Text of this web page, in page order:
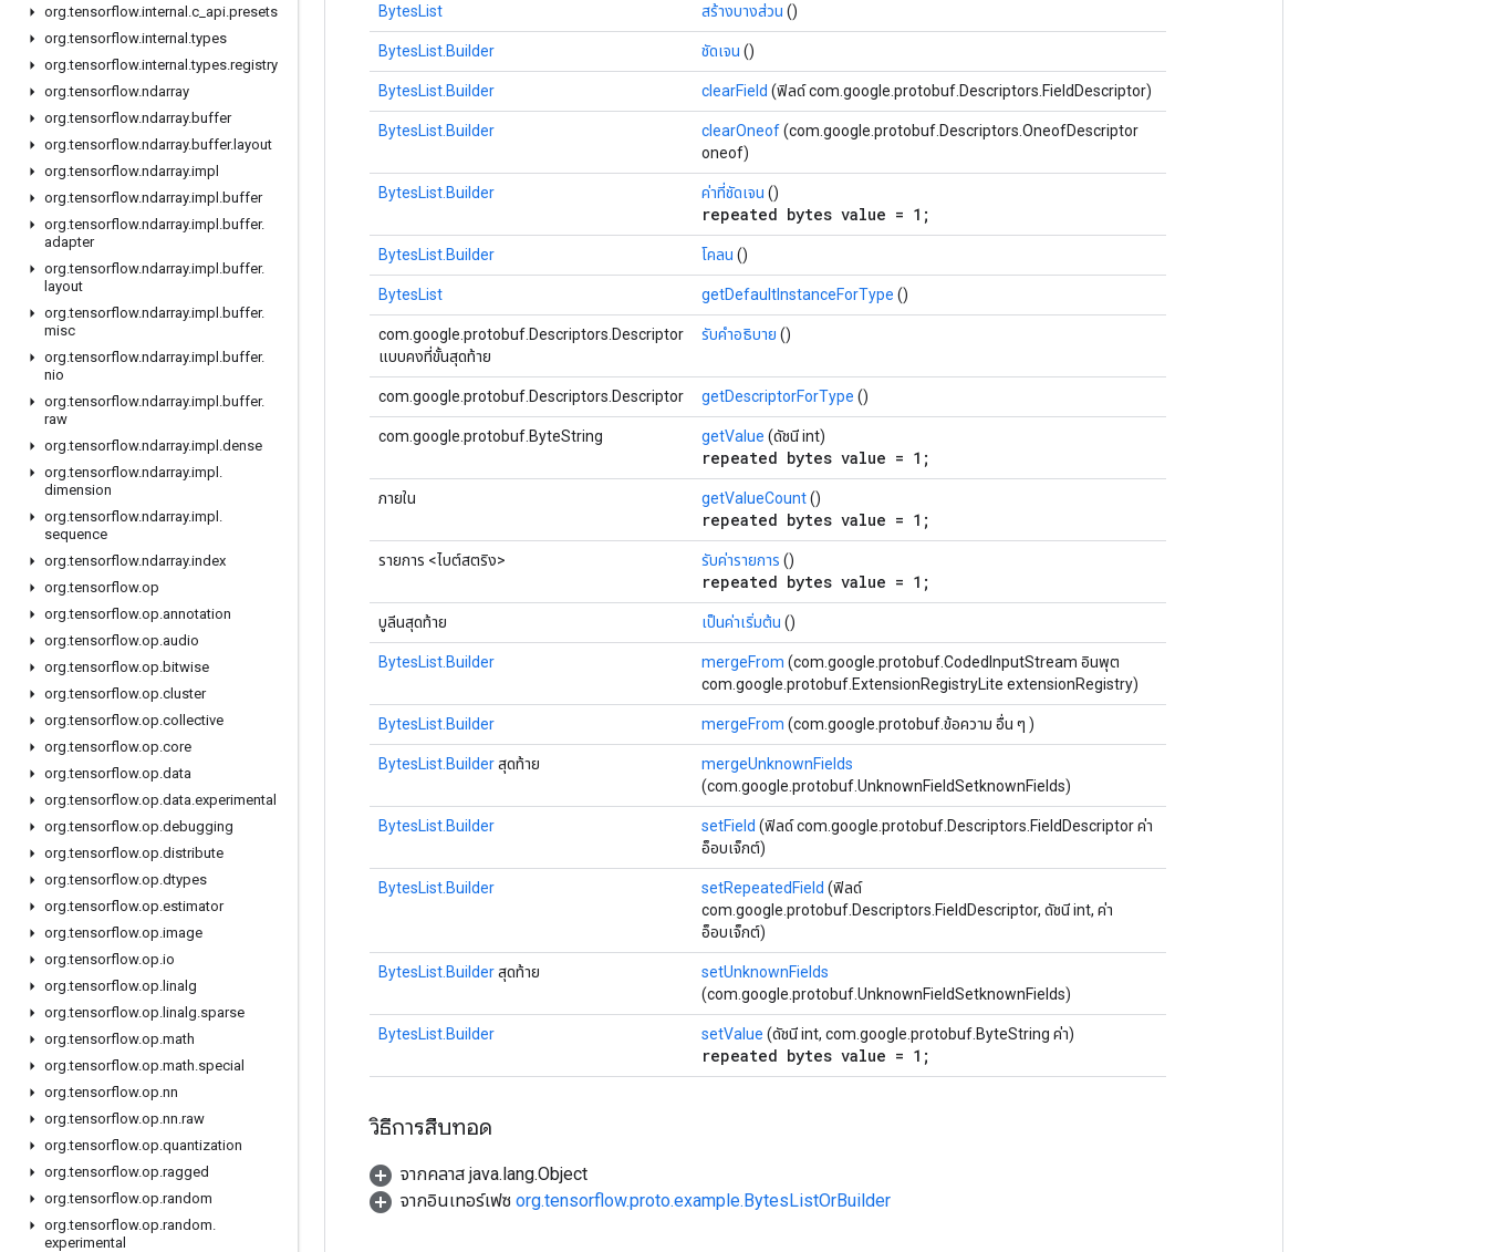
org.tensorflow.internal .c api.presets
org.tensorflow.internal .types
org.tensorflow.internal .types.registry
org.tensorflow.ndarray
org.tensorflow.ndarray.buffer
org.tensorflow.ndarray.buffer. layout
org.tensorflow.ndarray.impl
org.tensorflow.ndarray.impl .buffer
org.tensorflow.ndarray.impl .buffer.
adapter
org.tensorflow.ndarray.impl .buffer.
layout
org.tensorflow.ndarray.impl .buffer.
misc
org.tensorflow.ndarray.impl .buffer.
nio
org.tensorflow.ndarray.impl .buffer.
raw
org.tensorflow.ndarray.impl .dense
org.tensorflow.ndarray.impl .
dimension
org.tensorflow.ndarray.impl .
sequence
org.tensorflow.ndarray.index
org.tensorflow.op
org.tensorflow.op.annotation
org.tensorflow.op.audio
org.tensorflow.op.bitwise
org.tensorflow.op.cluster
org.tensorflow.op.collective
org.tensorflow.op.core
org.tensorflow.op.data
org.tensorflow.op.data.experimental
org.tensorflow.op.debugging
org.tensorflow.op.distribute
org.tensorflow.op.dtypes
org.tensorflow.op.estimator
org.tensorflow.op.image
org.tensorflow.op.io
org.tensorflow.op. linalg
org.tensorflow.op. linalg.sparse
org.tensorflow.op.math
org.tensorflow.op.math.special
org.tensorflow.op.nn
org.tensorflow.op.nn.raw
org.tensorflow.op.quantization
org.tensorflow.op.ragged
org.tensorflow.op.random
org.tensorflow.op.random.
experimental
BytesList สร้างบางส่วน ()
BytesList.Builder ชัดเจน ()
BytesList.Builder clearField (ฟิลด์ com.google.protobuf.Descriptors.FieldDescriptor)
BytesList.Builder clearOneof(com.google.protobuf.Descriptors.OneofDescriptor
oneof)
BytesList.Builder ค่าที่ชัดเจน ()
repeated bytes value = 1;
BytesList.Builder โคลน ()
BytesList getDefaultInstanceForType ()
com.google.protobuf.Descriptors.Descriptor
แบบคงที่ขั้นสุดท้าย
รับคำอธิบาย ()
com.google.protobuf.Descriptors.Descriptor getDescriptorForType ()
com.google.protobuf.ByteString getValue (ดัชนี int)
repeated bytes value = 1;
ภายใน getValueCount()
repeated bytes value = 1;
รายการ <ไบต์สตริง> รับค่ารายการ ()
repeated bytes value = 1;
บูลีนสุดท้าย เป็นค่าเริ่มต้น ()
BytesList.Builder mergeFrom (com.google.protobuf.CodedInputStream อินพุต
com.google.protobuf.ExtensionRegistryLite extensionRegistry)
BytesList.Builder mergeFrom (com.google.protobuf.ข้อความ อื่น ๆ )
BytesList.Builderสุดท้าย
mergeUnknownFields
(com.google.protobuf.UnknownFieldSetknownFields)
BytesList.Builder setField (ฟิลด์ com.google.protobuf.Descriptors.FieldDescriptor ค่า
อ็อบเจ็กต์)
BytesList.Builder setRepeatedField (ฟิลด์
com.google.protobuf.Descriptors.FieldDescriptor, ดัชนี int, ค่า
อ็อบเจ็กต์)
BytesList.Builderสุดท้าย
setUnknownFields
(com.google.protobuf.UnknownFieldSetknownFields)
BytesList.Builder setValue (ดัชนี int, com.google.protobuf.ByteString ค่า)
repeated bytes value = 1;
วิธีการสืบทอด
จากคลาส java.lang.Object
จากอินเทอร์เฟซ org.tensorflow.proto.example.BytesListOrBuilder